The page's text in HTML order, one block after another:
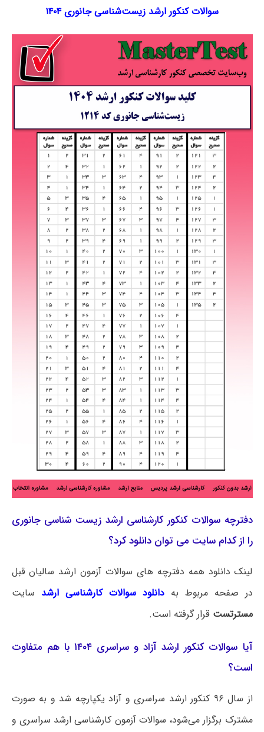
سوالات کنکور ارشد زیست‌‌شناسی جانوری ۱۴۰۴
دفترچه سوالات کنکور کارشناسی ارشد زیست‌‌ شناسی جانوری
را از کدام سایت می توان دانلود کرد؟
لینک دانلود همه دفترچه های سوالات آزمون ارشد سالیان قبل
در صفحه مربوط بهدانلود سوالات کارشناسی ارشد سایت
مسترتست قرار گرفته است.
آیا سوالات کنکور ارشد آزاد و سراسری ۱۴۰۴ با هم متفاوت
است؟
از سال ۹۶ کنکور ارشد سراسری و آزاد یکپارچه شد و به صورت
مشترک برگزار می‌شود، سوالات آزمون کارشناسی ارشد سراسری و